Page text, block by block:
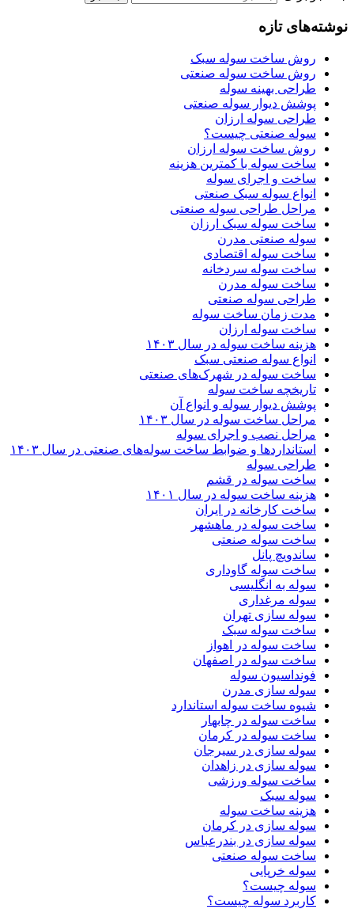
نوشته‌های تازه
روش ساخت سوله سبک
روش ساخت سوله صنعتی
طراحی بهینه سوله
پوشش دیوار سوله صنعتی
طراحی سوله ارزان
سوله صنعتی چیست؟
روش ساخت سوله ارزان
ساخت سوله با کمترین هزینه
ساخت و اجرای سوله
انواع سوله سبک صنعتی
مراحل طراحی سوله صنعتی
ساخت سوله سبک ارزان
سوله صنعتی مدرن
ساخت سوله اقتصادی
ساخت سوله سردخانه
ساخت سوله مدرن
طراحی سوله صنعتی
مدت زمان ساخت سوله
ساخت سوله ارزان
هزینه ساخت سوله در سال ۱۴۰۳
انواع سوله صنعتی سبک
ساخت سوله در شهرک‌های صنعتی
تاریخچه ساخت سوله
پوشش دیوار سوله و انواع آن
مراحل ساخت سوله در سال ۱۴۰۳
مراحل نصب و اجرای سوله
استانداردها و ضوابط ساخت سوله‌های صنعتی در سال ۱۴۰۳
طراحی سوله
ساخت سوله در قشم
هزینه ساخت سوله در سال ۱۴۰۱
ساخت کارخانه در ایران
ساخت سوله در ماهشهر
ساخت سوله صنعتی
ساندویچ پانل
ساخت سوله گاوداری
سوله به انگلیسی
سوله مرغداری
سوله سازی تهران
ساخت سوله سبک
ساخت سوله در اهواز
ساخت سوله در اصفهان
فونداسیون سوله
سوله سازی مدرن
شیوه ساخت سوله استاندارد
ساخت سوله در چابهار
ساخت سوله در کرمان
سوله سازی در سیرجان
سوله سازی در زاهدان
ساخت سوله ورزشی
سوله سبک
هزینه ساخت سوله
سوله سازی در کرمان
سوله سازی در بندرعباس
ساخت سوله صنعتی
سوله خرپایی
سوله چیست؟
کاربرد سوله چیست؟